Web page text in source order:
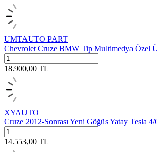
UMTAUTO PART
Chevrolet Cruze BMW Tip Multimedya Özel
18.900,00 TL
XYAUTO
Cruze 2012-Sonrası Yeni Göğüs Yatay Tesla
14.553,00 TL